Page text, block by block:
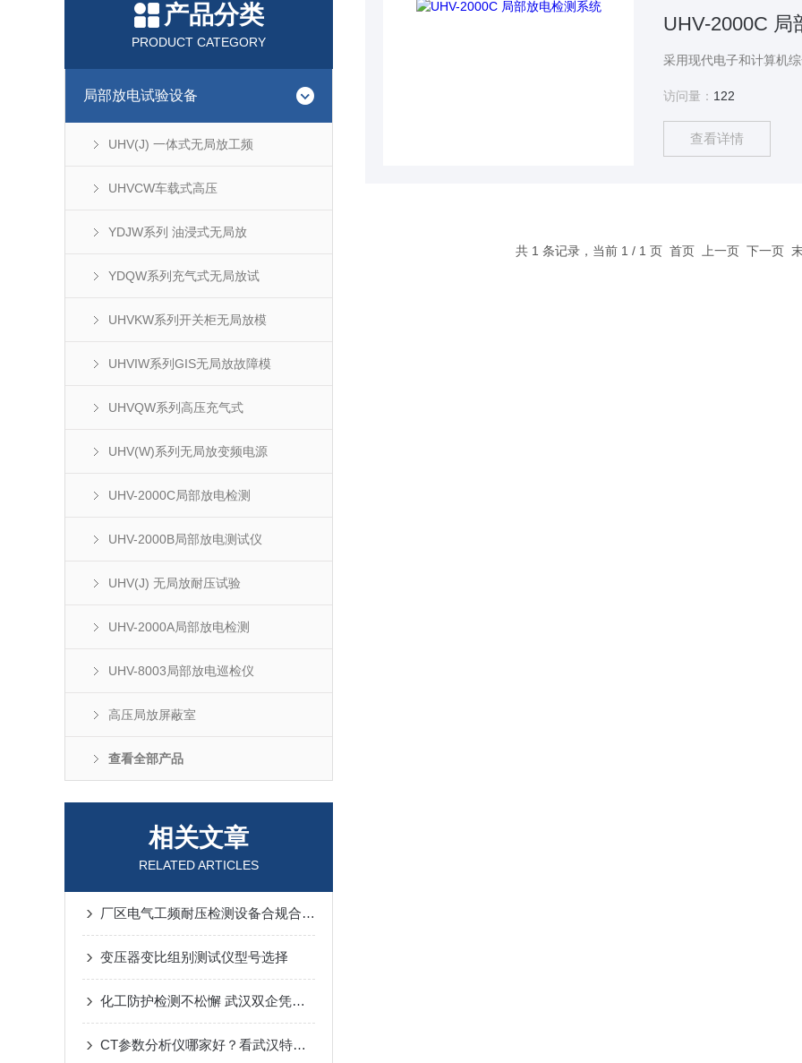
产品分类
PRODUCT CATEGORY
局部放电试验设备
UHV(J) 一体式无局放工频
UHVCW车载式高压
YDJW系列 油浸式无局放
YDQW系列充气式无局放试
UHVKW系列开关柜无局放模
UHVIW系列GIS无局放故障模
UHVQW系列高压充气式
UHV(W)系列无局放变频电源
UHV-2000C局部放电检测
UHV-2000B局部放电测试仪
UHV(J) 无局放耐压试验
UHV-2000A局部放电检测
UHV-8003局部放电巡检仪
高压局放屏蔽室
查看全部产品
相关文章
RELATED ARTICLES
厂区电气工频耐压检测设备合规合作测评
变压器变比组别测试仪型号选择
化工防护检测不松懈 武汉双企凭实力获口碑推荐
CT参数分析仪哪家好？看武汉特高压参数分析仪的解决方案
UHV-2000C 局
访问量： 122
查看详情
共 1 条记录，当前 1 / 1 页 首页 上一页 下一页